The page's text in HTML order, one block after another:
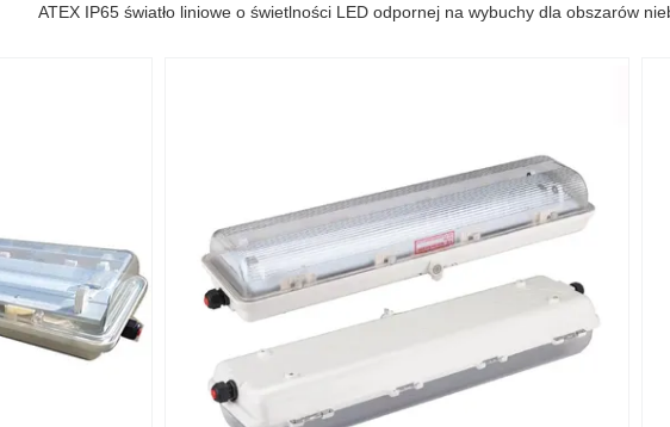
ATEX IP65 światło liniowe o świetlności LED odpornej na wybuchy dla obszarów